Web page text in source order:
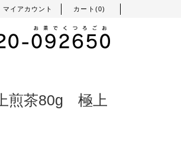
マイアカウント カート(0)
煎茶80g 極上